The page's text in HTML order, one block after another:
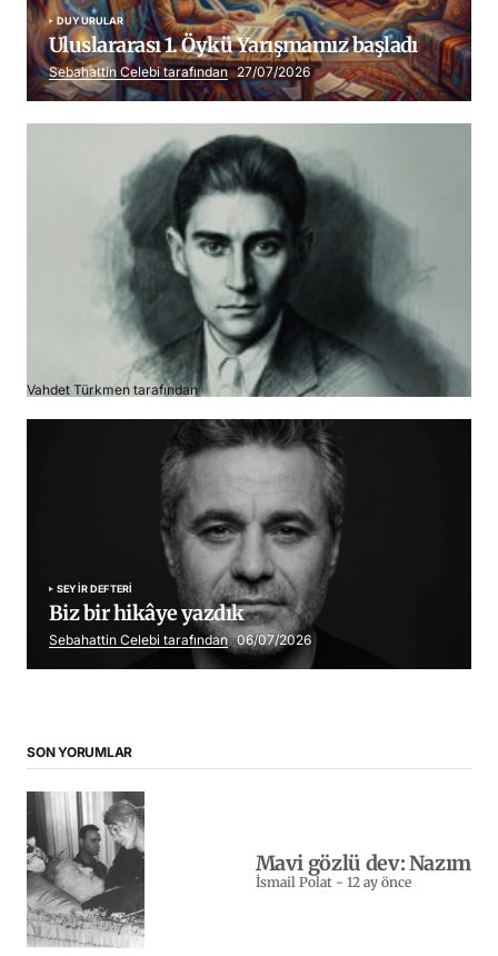
DUYURULAR
Uluslararası 1. Öykü Yarışmamız başladı
Sebahattin Celebi tarafından 27/07/2026
Franz Kafka
Vahdet Türkmen tarafından 06/07/2026
SEYIR DEFTERI
Biz bir hikâye yazdık
Sebahattin Celebi tarafından 06/07/2026
SON YORUMLAR
Mavi gözlü dev: Nazım
İsmail Polat- 12 ay önce